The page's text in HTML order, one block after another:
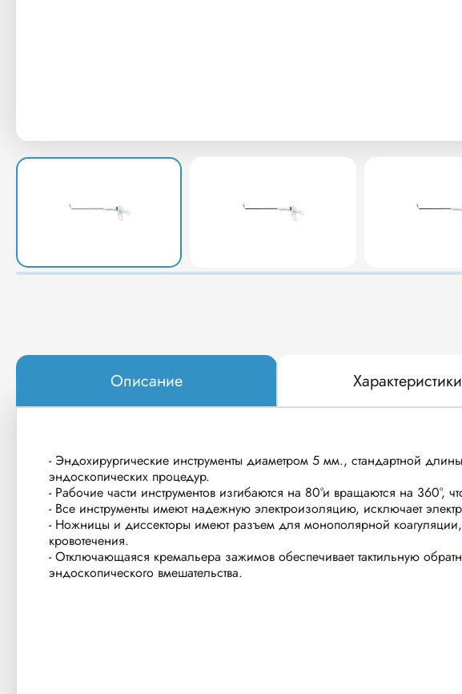
Описание Характеристики
- Эндохирургические инструменты диаметром 5 мм., стандартной
эндоскопических процедур.
- Рабочие части инструментов изгибаются на 80°и вращаются на 360°,
- Все инструменты имеют надежную электроизоляцию, исключает
- Ножницы и диссекторы имеют разъем для монополярной коагуляции,
кровотечения.
- Отключающаяся кремальера зажимов обеспечивает тактильную
эндоскопического вмешательства.